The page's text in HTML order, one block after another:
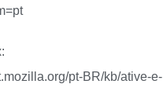
pt-BR/kb/ative-e-